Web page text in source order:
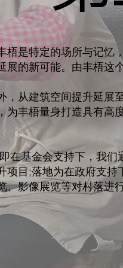
梧是特定的场所与记
展的新可能。由丰梧这
，从建筑空间提升延
为丰梧量身打造具有
在基金会支持下，我
项目;落地为在政府支
影像展览等对村落进